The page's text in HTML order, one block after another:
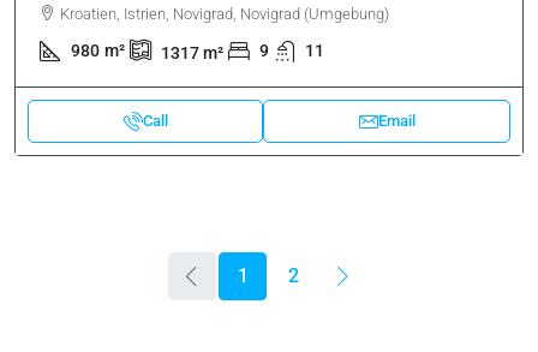
Kroatien, Istrien, Novigrad, Novigrad (Umgebung)
980 m² 1317m² 9 11
Call Email
1 2